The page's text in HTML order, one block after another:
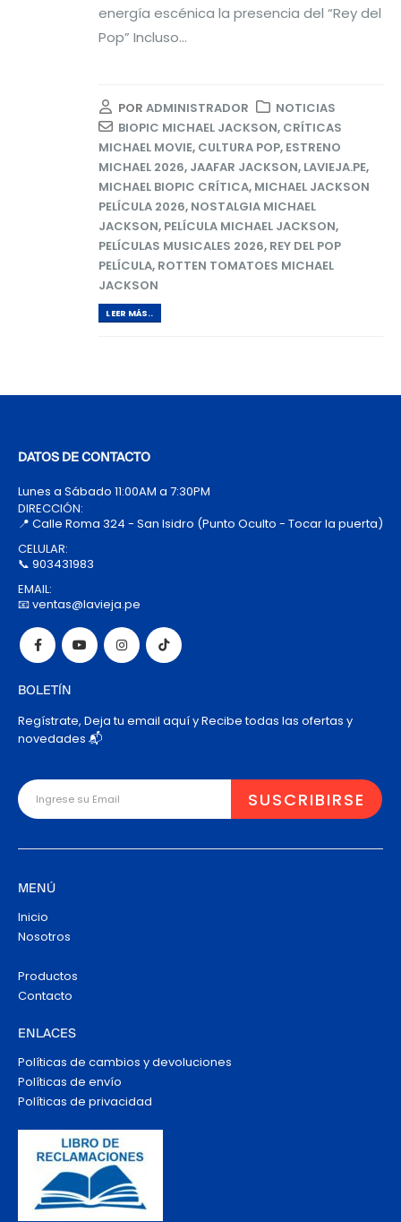
energía escénica la presencia del “Rey del
Pop” Incluso...
POR ADMINISTRADOR
NOTICIAS
BIOPIC MICHAEL JACKSON, CRÍTICAS
MICHAEL MOVIE, CULTURA POP, ESTRENO
MICHAEL 2026, JAAFAR JACKSON, LAVIEJA.PE,
MICHAEL BIOPIC CRÍTICA, MICHAEL JACKSON
PELÍCULA 2026, NOSTALGIA MICHAEL
JACKSON, PELÍCULA MICHAEL JACKSON,
PELÍCULAS MUSICALES 2026, REY DEL POP
PELÍCULA, ROTTEN TOMATOES MICHAEL
JACKSON
LEER MÁS..
DATOS DE CONTACTO
Lunes a Sábado 11:00AM a 7:30PM
DIRECCIÓN:
📍 Calle Roma 324 - San Isidro (Punto Oculto - Tocar la puerta)
CELULAR:
📞 903431983
EMAIL:
📧 ventas@lavieja.pe
BOLETÍN
Regístrate, Deja tu email aquí y Recibe todas las ofertas y
novedades 📬
MENÚ
Inicio
Nosotros
Productos
Contacto
ENLACES
Políticas de cambios y devoluciones
Políticas de envío
Políticas de privacidad